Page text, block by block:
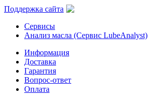
Поддержка сайта
Сервисы
Анализ масла (Сервис LubeAnalyst)
Информация
Доставка
Гарантия
Вопрос-ответ
Оплата